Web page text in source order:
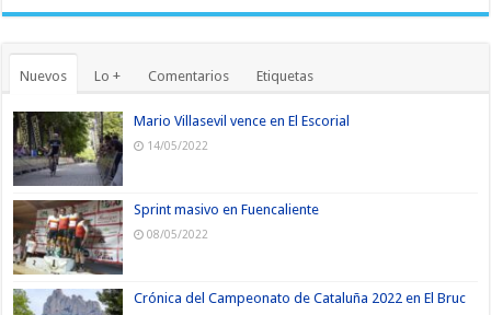
Nuevos Lo + Comentarios Etiquetas
Mario Villasevil vence en El Escorial
14/05/2022
Sprint masivo en Fuencaliente
08/05/2022
Crónica del Campeonato de Cataluña 2022 en El Bruc